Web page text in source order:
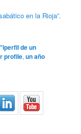
en la Rioja”.
"lperfil de un
profile,un año